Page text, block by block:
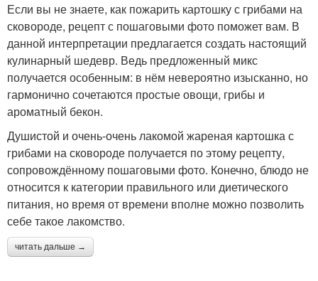
Если вы не знаете, как пожарить картошку с грибами на
сковороде, рецепт с пошаговыми фото поможет вам. В
данной интерпретации предлагается создать настоящий
кулинарный шедевр. Ведь предложенный микс
получается особенным: в нём невероятно изысканно, но
гармонично сочетаются простые овощи, грибы и
ароматный бекон.
Душистой и очень-очень лакомой жареная картошка с
грибами на сковороде получается по этому рецепту,
сопровождённому пошаговыми фото. Конечно, блюдо не
относится к категории правильного или диетического
питания, но время от времени вполне можно позволить
себе такое лакомство.
читать дальше →